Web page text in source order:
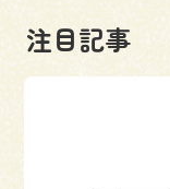
注目記事